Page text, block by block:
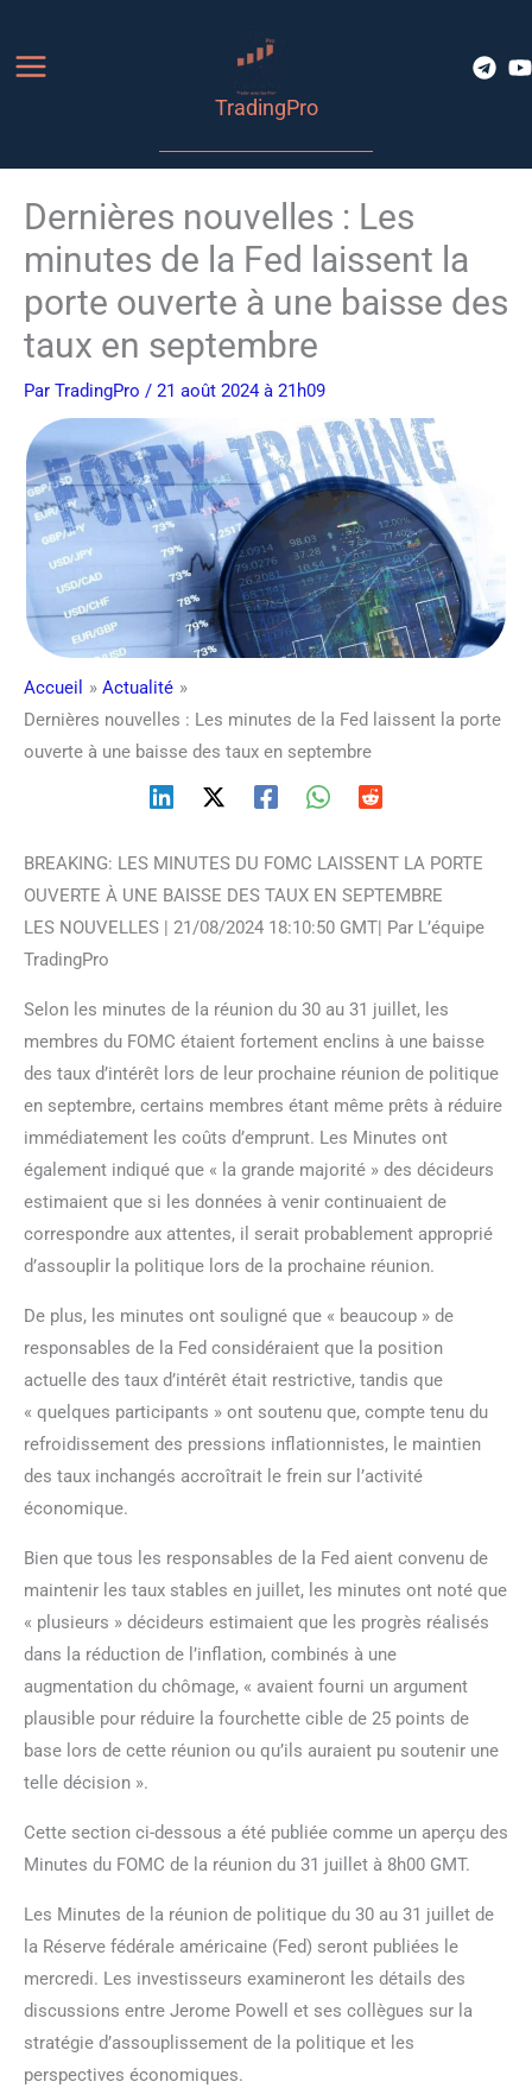
contenu
TradingPro
Dernières nouvelles : Les
minutes de la Fed laissent la
porte ouverte à une baisse des
taux en septembre
Par TradingPro / 21 août 2024 à 21h09
Accueil
Actualité
Dernières nouvelles : Les minutes de la Fed laissent la porte
ouverte à une baisse des taux en septembre
BREAKING: LES MINUTES DU FOMC LAISSENT LA PORTE
OUVERTE À UNE BAISSE DES TAUX EN SEPTEMBRE
LES NOUVELLES | 21/08/2024 18:10:50 GMT| Par L’équipe
TradingPro
Selon les minutes de la réunion du 30 au 31 juillet, les
membres du FOMC étaient fortement enclins à une baisse
des taux d’intérêt lors de leur prochaine réunion de politique
en septembre, certains membres étant même prêts à réduire
immédiatement les coûts d’emprunt. Les Minutes ont
également indiqué que « la grande majorité » des décideurs
estimaient que si les données à venir continuaient de
correspondre aux attentes, il serait probablement approprié
d’assouplir la politique lors de la prochaine réunion.
De plus, les minutes ont souligné que « beaucoup » de
responsables de la Fed considéraient que la position
actuelle des taux d’intérêt était restrictive, tandis que
« quelques participants » ont soutenu que, compte tenu du
refroidissement des pressions inflationnistes, le maintien
des taux inchangés accroîtrait le frein sur l’activité
économique.
Bien que tous les responsables de la Fed aient convenu de
maintenir les taux stables en juillet, les minutes ont noté que
« plusieurs » décideurs estimaient que les progrès réalisés
dans la réduction de l’inflation, combinés à une
augmentation du chômage, « avaient fourni un argument
plausible pour réduire la fourchette cible de 25 points de
base lors de cette réunion ou qu’ils auraient pu soutenir une
telle décision ».
Cette section ci-dessous a été publiée comme un aperçu des
Minutes du FOMC de la réunion du 31 juillet à 8h00 GMT.
Les Minutes de la réunion de politique du 30 au 31 juillet de
la Réserve fédérale américaine (Fed) seront publiées le
mercredi. Les investisseurs examineront les détails des
discussions entre Jerome Powell et ses collègues sur la
stratégie d’assouplissement de la politique et les
perspectives économiques.